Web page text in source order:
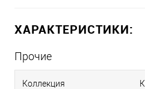
ХАРАКТЕРИСТИКИ:
Прочие
Коллекция